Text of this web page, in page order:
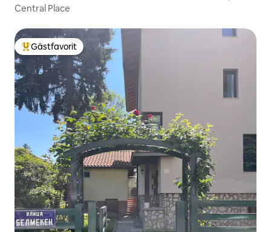
Central Place
Populär gästfavorit
Gästfavorit